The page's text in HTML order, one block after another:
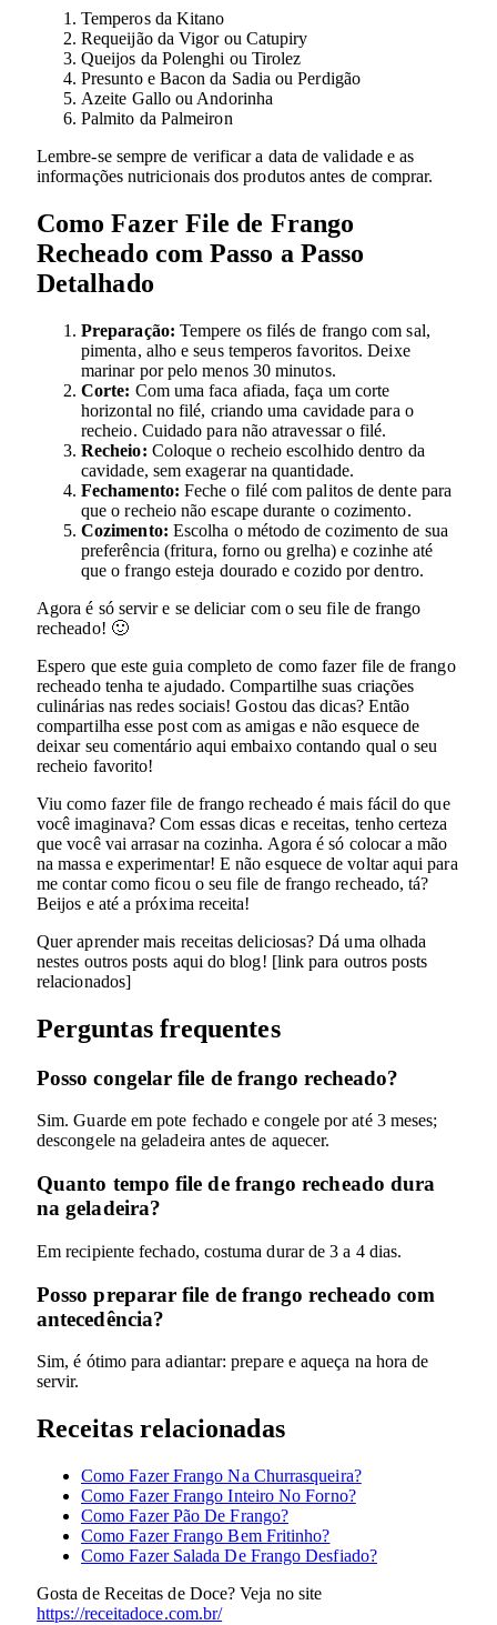
Temperos da Kitano
Requeijão da Vigor ou Catupiry
Queijos da Polenghi ou Tirolez
Presunto e Bacon da Sadia ou Perdigão
Azeite Gallo ou Andorinha
Palmito da Palmeiron
Lembre-se sempre de verificar a data de validade e as
informações nutricionais dos produtos antes de comprar.
Como Fazer File de Frango
Recheado com Passo a Passo
Detalhado
Preparação: Tempere os filés de frango com sal,
pimenta, alho e seus temperos favoritos. Deixe
marinar por pelo menos 30 minutos.
Corte: Com uma faca afiada, faça um corte
horizontal no filé, criando uma cavidade para o
recheio. Cuidado para não atravessar o filé.
Recheio: Coloque o recheio escolhido dentro da
cavidade, sem exagerar na quantidade.
Fechamento: Feche o filé com palitos de dente para
que o recheio não escape durante o cozimento.
Cozimento: Escolha o método de cozimento de sua
preferência (fritura, forno ou grelha) e cozinhe até
que o frango esteja dourado e cozido por dentro.
Agora é só servir e se deliciar com o seu file de frango
recheado! 🙂
Espero que este guia completo de como fazer file de frango
recheado tenha te ajudado. Compartilhe suas criações
culinárias nas redes sociais! Gostou das dicas? Então
compartilha esse post com as amigas e não esquece de
deixar seu comentário aqui embaixo contando qual o seu
recheio favorito!
Viu como fazer file de frango recheado é mais fácil do que
você imaginava? Com essas dicas e receitas, tenho certeza
que você vai arrasar na cozinha. Agora é só colocar a mão
na massa e experimentar! E não esquece de voltar aqui para
me contar como ficou o seu file de frango recheado, tá?
Beijos e até a próxima receita!
Quer aprender mais receitas deliciosas? Dá uma olhada
nestes outros posts aqui do blog! [link para outros posts
relacionados]
Perguntas frequentes
Posso congelar file de frango recheado?
Sim. Guarde em pote fechado e congele por até 3 meses;
descongele na geladeira antes de aquecer.
Quanto tempo file de frango recheado dura
na geladeira?
Em recipiente fechado, costuma durar de 3 a 4 dias.
Posso preparar file de frango recheado com
antecedência?
Sim, é ótimo para adiantar: prepare e aqueça na hora de
servir.
Receitas relacionadas
Como Fazer Frango Na Churrasqueira?
Como Fazer Frango Inteiro No Forno?
Como Fazer Pão De Frango?
Como Fazer Frango Bem Fritinho?
Como Fazer Salada De Frango Desfiado?
Gosta de Receitas de Doce? Veja no site
https://receitadoce.com.br/